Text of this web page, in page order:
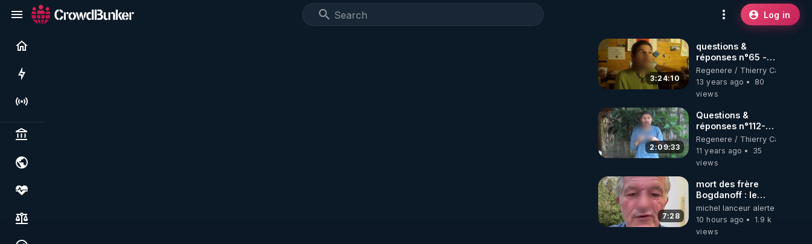
Log in
Politics & institutions
Society, justice & freedoms
3:24:10
questions &
réponses n°65 -
www.regenere.org
Regenere / Thierry
13 years ago
80
views
2:09:33
Questions &
réponses n°112-
www.regenere.org
Regenere / Thierry
11 years ago
35
views
7:28
mort des frère
Bogdanoff : le
mensonge d état
michel lanceur alerte
10 hours ago
1.9 k
views